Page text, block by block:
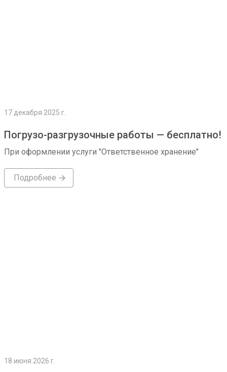
17 декабря 2025 г.
Погрузо-разгрузочные работы — бесплатно!
При оформлении услуги "Ответственное хранение"
Подробнее
18 июня 2026 г.